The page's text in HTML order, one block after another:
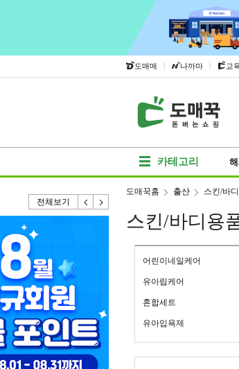
도매매 | 나까마 | 교
카테고리
전체보기
도매꾹홈 출산 스킨/바
스킨/바디용
어린이네일케어
유아립케어
혼합세트
유아입욕제